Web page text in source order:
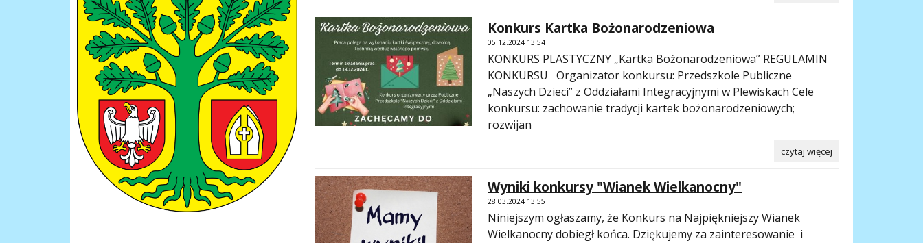
Konkurs Kartka Bożonarodzeniowa
05.12.2024 13:54
KONKURS PLASTYCZNY „Kartka Bożonarodzeniowa” REGULAMIN
KONKURSU Organizator konkursu: Przedszkole Publiczne
„Naszych Dzieci” z Oddziałami Integracyjnymi w Plewiskach Cele
konkursu: zachowanie tradycji kartek bożonarodzeniowych;
rozwijan
czytaj więcej
Wyniki konkursy "Wianek Wielkanocny"
28.03.2024 13:55
Niniejszym ogłaszamy, że Konkurs na Najpiękniejszy Wianek
Wielkanocny dobiegł końca. Dziękujemy za zainteresowanie i